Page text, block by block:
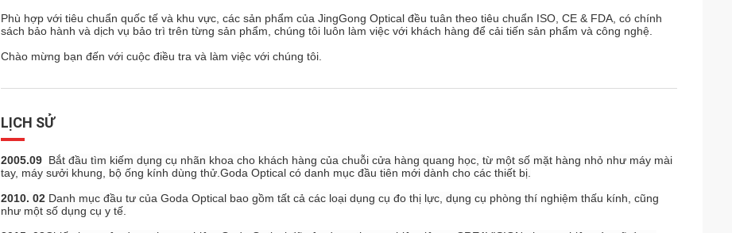
Phù hợp với tiêu chuẩn quốc tế và khu vực, các sản phẩm của JingGong Optical đều tuân theo tiêu chuẩn ISO, CE & FDA, có chính
sách bảo hành và dịch vụ bảo trì trên từng sản phẩm, chúng tôi luôn làm việc với khách hàng để cải tiến sản phẩm và công nghệ.
Chào mừng bạn đến với cuộc điều tra và làm việc với chúng tôi.
LỊCH SỬ
2005.09 Bắt đầu tìm kiếm dụng cụ nhãn khoa cho khách hàng của chuỗi cửa hàng quang học, từ một số mặt hàng nhỏ như máy mài
tay, máy sưởi khung, bộ ống kính dùng thử.Goda Optical có danh mục đầu tiên mới dành cho các thiết bị.
2010. 02 Danh mục đầu tư của Goda Optical bao gồm tất cả các loại dụng cụ đo thị lực, dụng cụ phòng thí nghiệm thấu kính, cũng
như một số dụng cụ y tế.